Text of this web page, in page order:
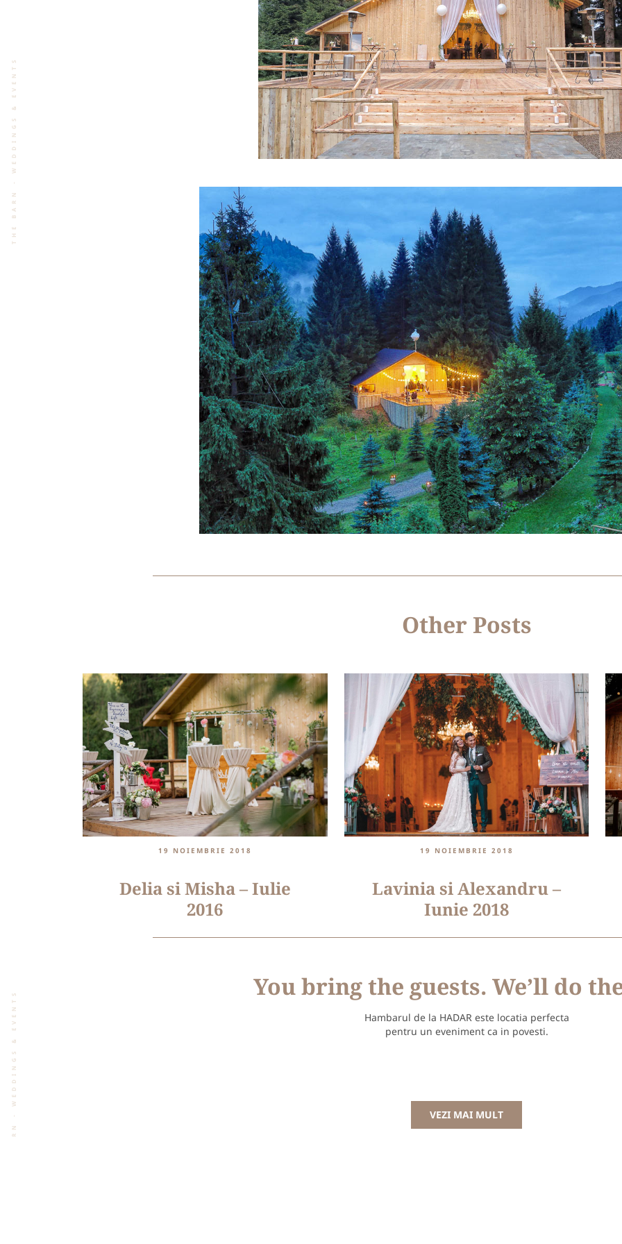
THE BARN - WEDDINGS & EVENTS
Other Posts
19 NOIEMBRIE 2018
Delia si Misha – Iulie
2016
19 NOIEMBRIE 2018
Lavinia si Alexandru –
Iunie 2018
THE BARN - WEDDINGS & EVENTS
You bring the guests. We’ll do
Hambarul de la HADAR este locatia perfecta
pentru un eveniment ca in povesti.
VEZI MAI MULT